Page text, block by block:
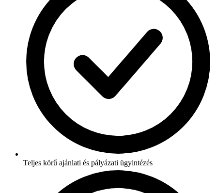
Teljes körű ajánlati és pályázati ügyintézés